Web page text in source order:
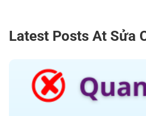
Latest Posts At Sửa